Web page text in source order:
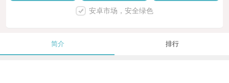
安卓市场，安全绿色
简介 排行